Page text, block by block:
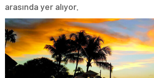
arasında yer alıyor.